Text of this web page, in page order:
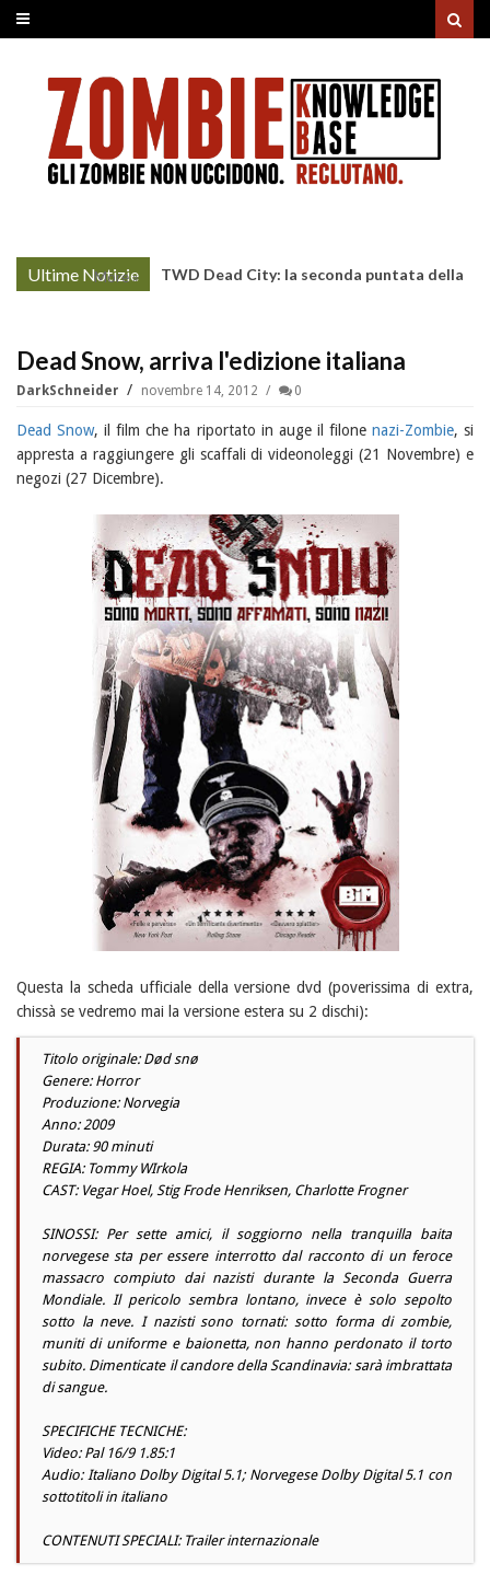
Ultime Notizie
More »
TWD Dead City: la seconda puntata della
Dead Snow, arriva l'edizione italiana
DarkSchneider novembre 14, 2012 0
Dead Snow, il film che ha riportato in auge il filone nazi-Zombie, si
appresta a raggiungere gli scaffali di videonoleggi (21 Novembre) e
negozi (27 Dicembre).
Questa la scheda ufficiale della versione dvd (poverissima di extra,
chissà se vedremo mai la versione estera su 2 dischi):
Titolo originale: Død snø
Genere: Horror
Produzione: Norvegia
Anno: 2009
Durata: 90 minuti
REGIA: Tommy WIrkola
CAST: Vegar Hoel, Stig Frode Henriksen, Charlotte Frogner
SINOSSI: Per sette amici, il soggiorno nella tranquilla baita
norvegese sta per essere interrotto dal racconto di un feroce
massacro compiuto dai nazisti durante la Seconda Guerra
Mondiale. Il pericolo sembra lontano, invece è solo sepolto
sotto la neve. I nazisti sono tornati: sotto forma di zombie,
muniti di uniforme e baionetta, non hanno perdonato il torto
subito. Dimenticate il candore della Scandinavia: sarà imbrattata
di sangue.
SPECIFICHE TECNICHE:
Video: Pal 16/9 1.85:1
Audio: Italiano Dolby Digital 5.1; Norvegese Dolby Digital 5.1 con
sottotitoli in italiano
CONTENUTI SPECIALI: Trailer internazionale